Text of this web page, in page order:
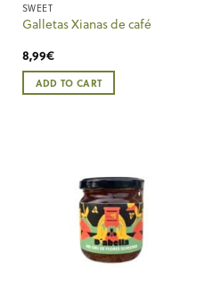
SWEET
Galletas Xianas de café
8,99€
ADD TO CART